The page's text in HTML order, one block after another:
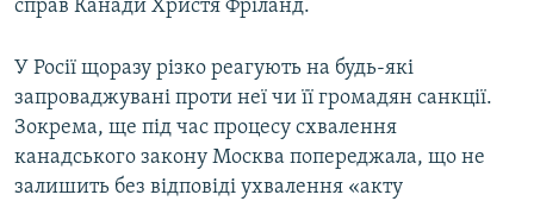
справ Канади Христя Фріланд.
У Росії щоразу різко реагують на будь-які
запроваджувані проти неї чи її громадян санкції.
Зокрема, ще під час процесу схвалення
канадського закону Москва попереджала, що не
залишить без відповіді ухвалення «акту